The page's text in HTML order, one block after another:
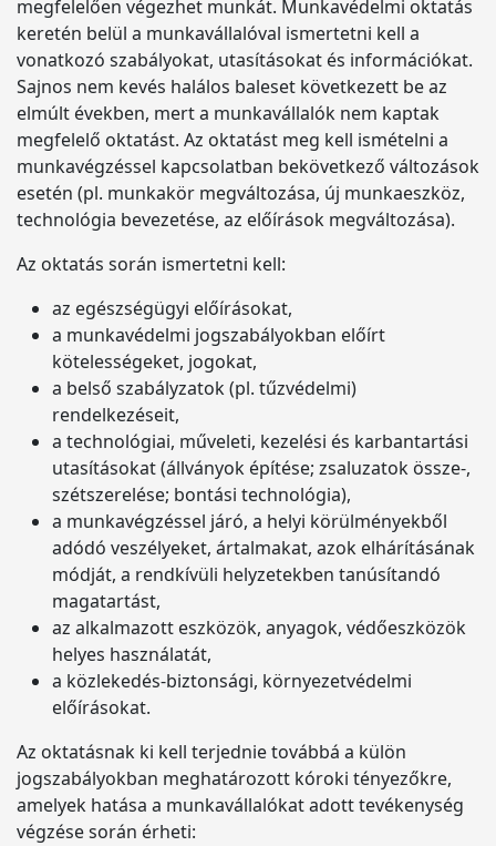
megfelelően végezhet munkát. Munkavédelmi oktatás
keretén belül a munkavállalóval ismertetni kell a
vonatkozó szabályokat, utasításokat és információkat.
Sajnos nem kevés halálos baleset következett be az
elmúlt években, mert a munkavállalók nem kaptak
megfelelő oktatást. Az oktatást meg kell ismételni a
munkavégzéssel kapcsolatban bekövetkező változások
esetén (pl. munkakör megváltozása, új munkaeszköz,
technológia bevezetése, az előírások megváltozása).
Az oktatás során ismertetni kell:
az egészségügyi előírásokat,
a munkavédelmi jogszabályokban előírt
kötelességeket, jogokat,
a belső szabályzatok (pl. tűzvédelmi)
rendelkezéseit,
a technológiai, műveleti, kezelési és karbantartási
utasításokat (állványok építése; zsaluzatok össze-,
szétszerelése; bontási technológia),
a munkavégzéssel járó, a helyi körülményekből
adódó veszélyeket, ártalmakat, azok elhárításának
módját, a rendkívüli helyzetekben tanúsítandó
magatartást,
az alkalmazott eszközök, anyagok, védőeszközök
helyes használatát,
a közlekedés-biztonsági, környezetvédelmi
előírásokat.
Az oktatásnak ki kell terjednie továbbá a külön
jogszabályokban meghatározott kóroki tényezőkre,
amelyek hatása a munkavállalókat adott tevékenység
végzése során érheti: